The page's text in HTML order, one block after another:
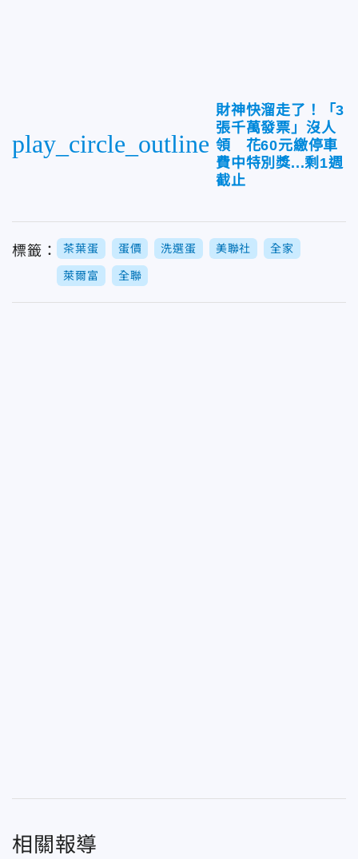
play_circle_outline
財神快溜走了！「3
張千萬發票」沒人
領 花60元繳停車
費中特別獎...剩1週
截止
標籤： 茶葉蛋 蛋價 洗選蛋 美聯社 全家
萊爾富 全聯
相關報導